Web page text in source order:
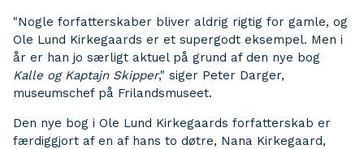
"Nogle forfatterskaber bliver aldrig rigtig for gamle, og
Ole Lund Kirkegaards er et supergodt eksempel. Men i
år er han jo særligt aktuel på grund af den nye bog
Kalle og Kaptajn Skipper," siger Peter Darger,
museumschef på Frilandsmuseet.
Den nye bog i Ole Lund Kirkegaards forfatterskab er
færdiggjort af en af hans to døtre, Nana Kirkegaard,